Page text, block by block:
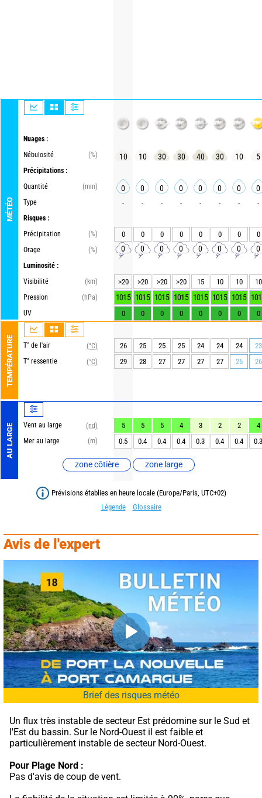
MÉTÉO
Nuages :
Nébulosité
(%)
Précipitations :
Quantité
(mm)
Type
Risques :
Précipitation
(%)
Orage
(%)
Luminosité :
Visibilité
(km)
Pression
(hPa)
UV
TEMPÉRATURE T° de l'air
(°C)
T° ressentie
(°C)
AU LARGE Vent au large
(nd)
Mer au large
(m)
zone côtière zone large
10 10 30 30 40 30 10 5
0 0 0 0 0 0 0 0
- - - - - - - -
0 0 0 0 0 0 0 0
0 0 0 0 0 0 0 0
>20 >20 >20 >20 15 10 10 10
1015 1015 1015 1015 1015 1015 1015
0 0 0 0 0 0 0 0
26 25 25 25 24 24 24
23
29
28 27 27 27 27 26 26
5 5 5 4 3 2 2
4
0.5
0.4 0.4 0.4 0.3 0.4 0.4 0.3
Prévisions établies en heure locale (Europe/Paris, UTC+02)
Légende
Glossaire
Avis de l'expert
Brief des risques météo
Un flux très instable de secteur Est prédomine sur le Sud et
l'Est du bassin. Sur le Nord-Ouest il est faible et
particulièrement instable de secteur Nord-Ouest.
Pour Plage Nord :
Pas d'avis de coup de vent.